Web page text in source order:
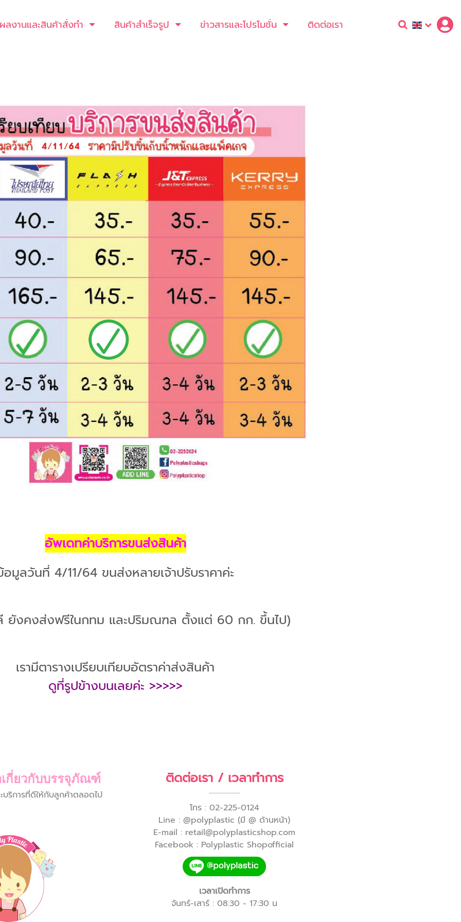
ผลงานและสินค้าสั่งทำ สินค้าสำเร็จรูป ข่าวสารและโปรโมชั่น ติดต่อเรา
อัพเดทค่าบริการขนส่งสินค้า
อมูลวันที่ 4/11/64 ขนส่งหลายเจ้าปรับราคาค่ะ
ยังคงส่งฟรีในกทม และปริมณฑล ตั้งแต่ 60 กก. ขึ้นไป)
เรามีตารางเปรียบเทียบอัตราค่าส่งสินค้า
ดูที่รูปข้างบนเลยค่ะ >>>>>
กี่ยวกับบรรจุภัณฑ์
การที่ดีให้กับลูกค้าตลอดไป
ติดต่อเรา / เวลาทำการ
โทร : 02-225-0124
Line : @polyplastic (มี @ ด้านหน้า)
E-mail : retail@polyplasticshop.com
Facebook : Polyplastic Shopofficial
เวลาเปิดทำการ
จันทร์-เสาร์ : 08:30 - 17:30 น